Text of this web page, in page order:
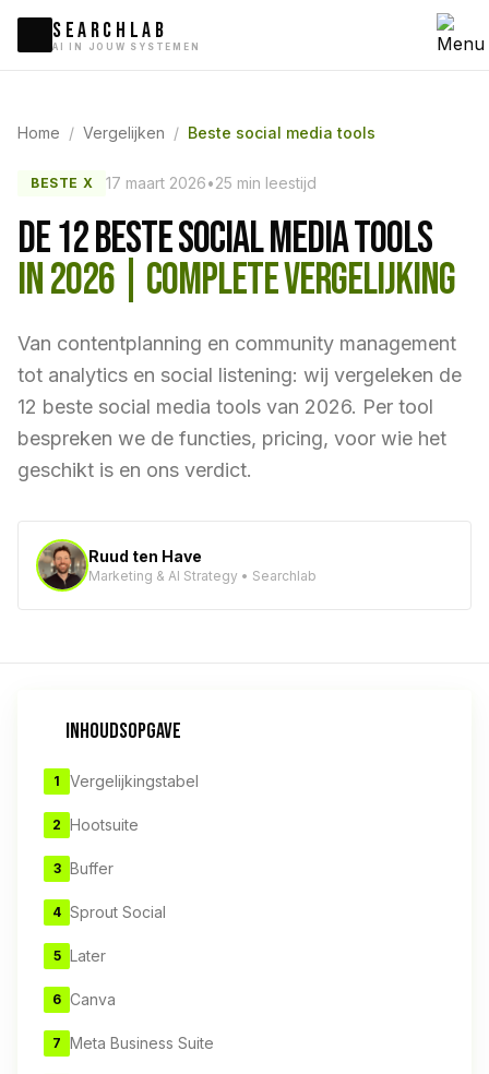
SEARCHLAB
AI IN JOUW SYSTEMEN
Home / Vergelijken / Beste social media tools
BESTE X 17 maart 2026•25 min leestijd
DE 12 BESTE SOCIAL MEDIA TOOLS
IN 2026 | COMPLETE VERGELIJKING
Van contentplanning en community management
tot analytics en social listening: wij vergeleken de
12 beste social media tools van 2026. Per tool
bespreken we de functies, pricing, voor wie het
geschikt is en ons verdict.
Ruud ten Have
Marketing & AI Strategy • Searchlab
INHOUDSOPGAVE
1 Vergelijkingstabel
2 Hootsuite
3 Buffer
4 Sprout Social
5 Later
6 Canva
7 Meta Business Suite